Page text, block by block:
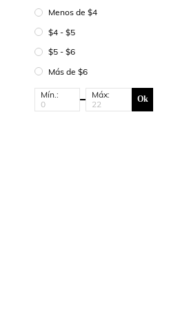
Menos de $4
$4 - $5
$5 - $6
Más de $6
Mín.: Máx: Ok